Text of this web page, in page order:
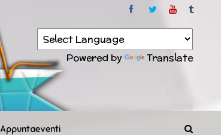
Powered by Translate
Appuntaeventi